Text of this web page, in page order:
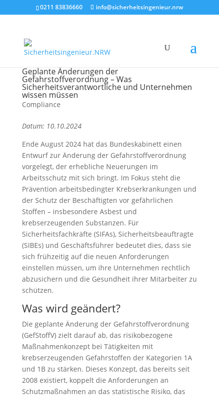
0211 83836660 info@sicherheitsingenieur.nrw
Geplante Änderungen der
Gefahrstoffverordnung – Was
Sicherheitsverantwortliche und Unternehmen
wissen müssen
Compliance
Datum: 10.10.2024
Ende August 2024 hat das Bundeskabinett einen
Entwurf zur Änderung der Gefahrstoffverordnung
vorgelegt, der erhebliche Neuerungen im
Arbeitsschutz mit sich bringt. Im Fokus steht die
Prävention arbeitsbedingter Krebserkrankungen und
der Schutz der Beschäftigten vor gefährlichen
Stoffen – insbesondere Asbest und
krebserzeugenden Substanzen. Für
Sicherheitsfachkräfte (SIFAs), Sicherheitsbeauftragte
(SIBEs) und Geschäftsführer bedeutet dies, dass sie
sich frühzeitig auf die neuen Anforderungen
einstellen müssen, um ihre Unternehmen rechtlich
abzusichern und die Gesundheit ihrer Mitarbeiter zu
schützen.
Was wird geändert?
Die geplante Änderung der Gefahrstoffverordnung
(GefStoffV) zielt darauf ab, das risikobezogene
Maßnahmenkonzept bei Tätigkeiten mit
krebserzeugenden Gefahrstoffen der Kategorien 1A
und 1B zu stärken. Dieses Konzept, das bereits seit
2008 existiert, koppelt die Anforderungen an
Schutzmaßnahmen an das statistische Risiko, das